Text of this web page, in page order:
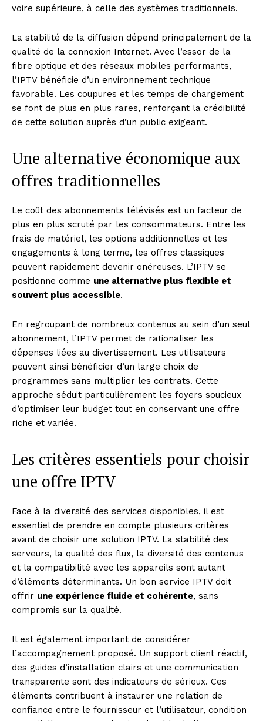
News Week
voire supérieure, à celle des systèmes traditionnels.
La stabilité de la diffusion dépend principalement de la
qualité de la connexion Internet. Avec l’essor de la
fibre optique et des réseaux mobiles performants,
l’IPTV bénéficie d’un environnement technique
favorable. Les coupures et les temps de chargement
se font de plus en plus rares, renforçant la crédibilité
de cette solution auprès d’un public exigeant.
Une alternative économique aux
offres traditionnelles
Le coût des abonnements télévisés est un facteur de
plus en plus scruté par les consommateurs. Entre les
frais de matériel, les options additionnelles et les
engagements à long terme, les offres classiques
peuvent rapidement devenir onéreuses. L’IPTV se
positionne comme une alternative plus flexible et
souvent plus accessible.
En regroupant de nombreux contenus au sein d’un seul
abonnement, l’IPTV permet de rationaliser les
dépenses liées au divertissement. Les utilisateurs
peuvent ainsi bénéficier d’un large choix de
programmes sans multiplier les contrats. Cette
approche séduit particulièrement les foyers soucieux
d’optimiser leur budget tout en conservant une offre
riche et variée.
Les critères essentiels pour choisir
une offre IPTV
Face à la diversité des services disponibles, il est
essentiel de prendre en compte plusieurs critères
avant de choisir une solution IPTV. La stabilité des
serveurs, la qualité des flux, la diversité des contenus
et la compatibilité avec les appareils sont autant
d’éléments déterminants. Un bon service IPTV doit
offrir une expérience fluide et cohérente, sans
compromis sur la qualité.
Il est également important de considérer
l’accompagnement proposé. Un support client réactif,
des guides d’installation clairs et une communication
transparente sont des indicateurs de sérieux. Ces
éléments contribuent à instaurer une relation de
confiance entre le fournisseur et l’utilisateur, condition